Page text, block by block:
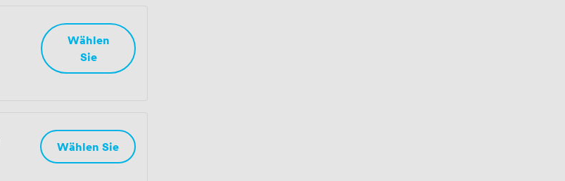
Wählen
Sie
Wählen Sie